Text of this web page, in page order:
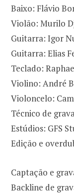
Baixo: Flávio
Violão: Murilo
Guitarra: Igor
Guitarra: Elias
Teclado:
Violino: André
Violoncelo:
Técnico de
Estúdios: GFS
Edição e
Captação e
Backline de